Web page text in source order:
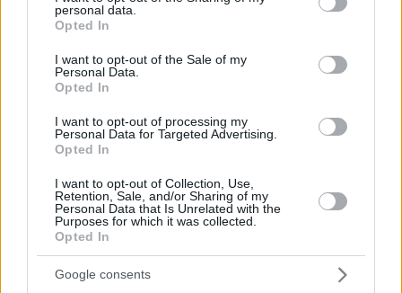
grant or deny consent to Google and its third-party tags to
use your data for below specified purposes in below Google
consent section.
personal data.
Opted In
I want to opt-out of the Sale of my
Personal Data.
Opted In
I want to opt-out of processing my
Personal Data for Targeted Advertising.
Opted In
I want to opt-out of Collection, Use,
Retention, Sale, and/or Sharing of my
Personal Data that Is Unrelated with the
Purposes for which it was collected.
Opted In
Google consents
ΤΑ ΠΙΟ ΔΗΜΟΦΙΛΗ